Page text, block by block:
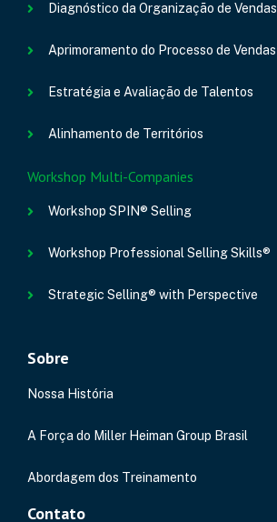
Diagnóstico da Organização de Vendas
Aprimoramento do Processo de Vendas
Estratégia e Avaliação de Talentos
Alinhamento de Territórios
Workshop Multi-Companies
Workshop SPIN® Selling
Workshop Professional Selling Skills®
Strategic Selling® with Perspective
Sobre
Nossa História
A Força do Miller Heiman Group Brasil
Abordagem dos Treinamento
Contato